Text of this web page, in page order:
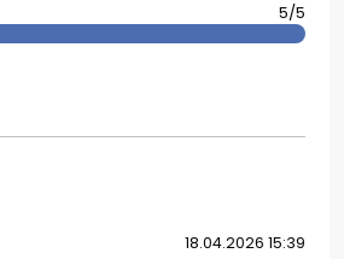
5/5
18.04.2026 15:39